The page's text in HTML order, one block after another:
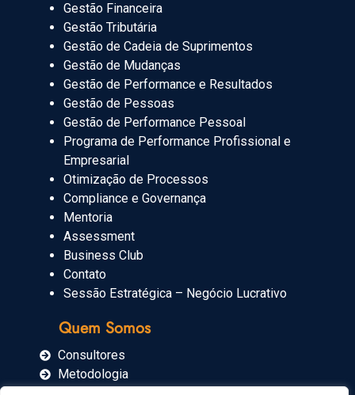
Quem Somos
Consultores
Metodologia
Gestão Financeira
Gestão Tributária
Gestão de Cadeia de Suprimentos
Gestão de Mudanças
Gestão de Performance e Resultados
Gestão de Pessoas
Gestão de Performance Pessoal
Programa de Performance Profissional e
Empresarial
Otimização de Processos
Compliance e Governança
Mentoria
Assessment
Business Club
Contato
Sessão Estratégica – Negócio Lucrativo